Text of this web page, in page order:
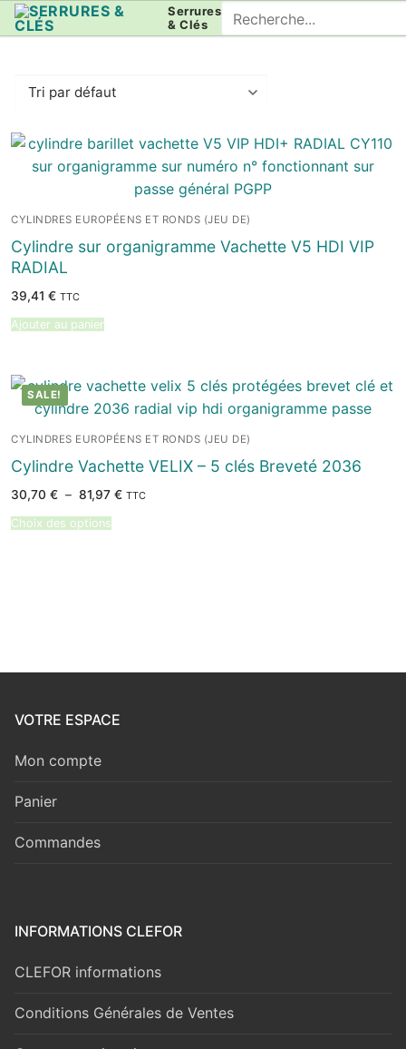
Aller
au
Serrures
& Clés
Rechercher
:
CYLINDRES EUROPÉENS ET RONDS (JEU DE)
Cylindre sur organigramme Vachette V5 HDI VIP
RADIAL
39,41 € TTC
Ajouter au panier
SALE!
CYLINDRES EUROPÉENS ET RONDS (JEU DE)
Cylindre Vachette VELIX – 5 clés Breveté 2036
30,70 € – 81,97 €Plage
TTC
Choix des options
VOTRE ESPACE
Mon compte
Panier
Commandes
INFORMATIONS CLEFOR
CLEFOR informations
Conditions Générales de Ventes